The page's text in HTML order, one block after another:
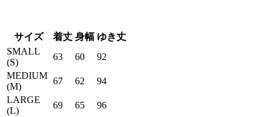
サイズ 着丈 身幅 ゆき丈
SMALL
(S)
63 60
92
MEDIUM
(M)
67 62
94
LARGE
(L)
69 65
96